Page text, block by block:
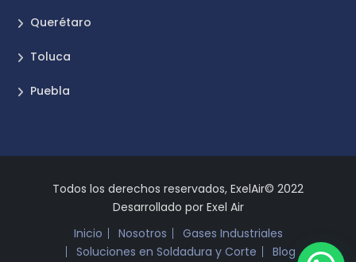
Querétaro
Toluca
Puebla
Todos los derechos reservados, ExelAir© 2022
Desarrollado por Exel Air
Inicio
Nosotros
Gases Industriales
Soluciones en Soldadura y Corte
Blog